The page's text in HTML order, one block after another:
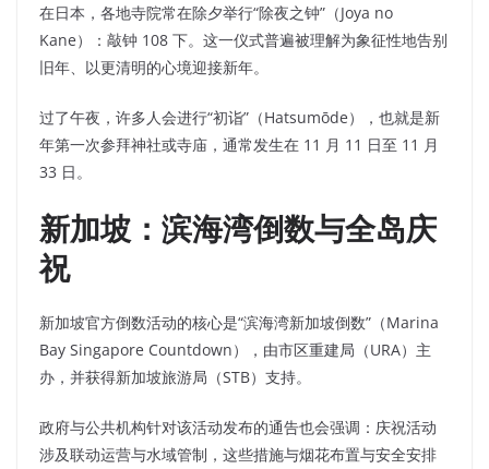
在日本，各地寺院常在除夕举行“除夜之钟”（Joya no
Kane）：敲钟 108 下。这一仪式普遍被理解为象征性地告别
旧年、以更清明的心境迎接新年。
过了午夜，许多人会进行“初诣”（Hatsumōde），也就是新
年第一次参拜神社或寺庙，通常发生在 11 月 11 日至 11 月
33 日。
新加坡：滨海湾倒数与全岛庆
祝
新加坡官方倒数活动的核心是“滨海湾新加坡倒数”（Marina
Bay Singapore Countdown），由市区重建局（URA）主
办，并获得新加坡旅游局（STB）支持。
政府与公共机构针对该活动发布的通告也会强调：庆祝活动
涉及联动运营与水域管制，这些措施与烟花布置与安全安排